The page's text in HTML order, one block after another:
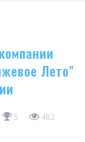
Лето"
5 482